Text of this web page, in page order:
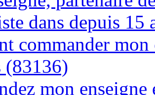
dans depuis 15
commander
(83136)
mon